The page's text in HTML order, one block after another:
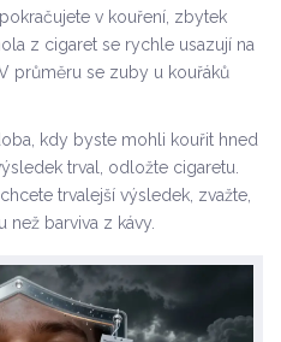
v kouření, zbytek
z cigaret se rychle usazují na
průměru se zuby u kouřáků
kdy byste mohli kouřit hned
trval, odložte cigaretu.
trvalejší výsledek, zvažte,
než barviva z kávy.